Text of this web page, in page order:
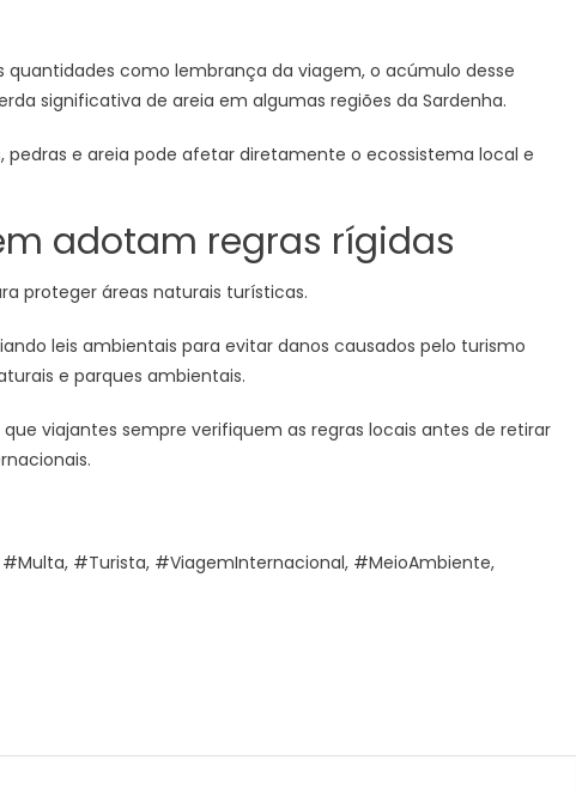
como lembrança da viagem, o acúmulo desse
significativa de areia em algumas regiões da Sardenha.
pedras e areia pode afetar diretamente o ecossistema local e
adotam regras rígidas
proteger áreas naturais turísticas.
leis ambientais para evitar danos causados pelo turismo
e parques ambientais.
viajantes sempre verifiquem as regras locais antes de retirar
#Turista, #ViagemInternacional, #MeioAmbiente,